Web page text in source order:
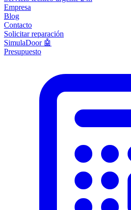
Empresa
Blog
Contacto
Solicitar reparación
SimulaDoor 🤖
Presupuesto